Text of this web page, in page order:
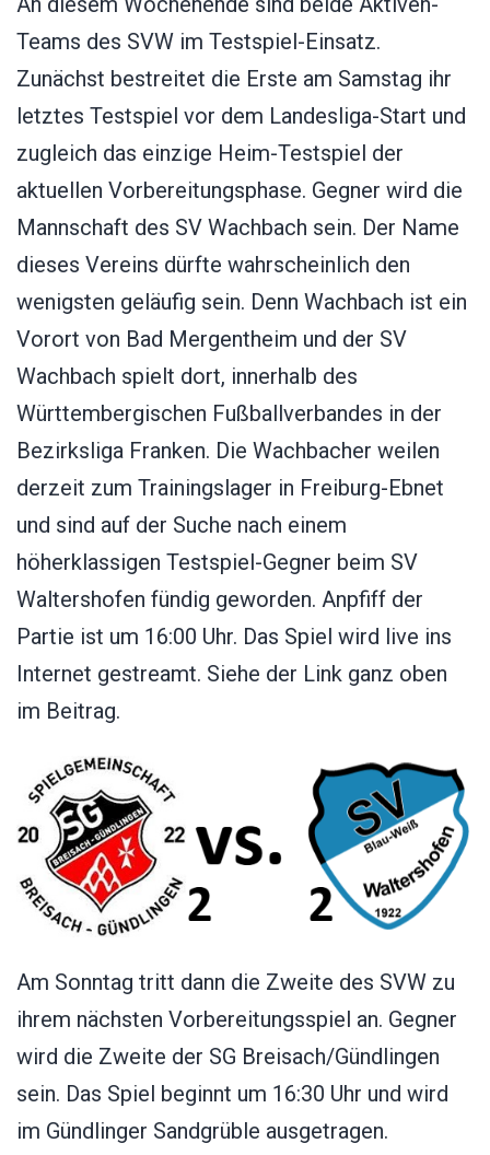
Teams des SVW im Testspiel-Einsatz.
Zunächst bestreitet die Erste am Samstag ihr
letztes Testspiel vor dem Landesliga-Start und
zugleich das einzige Heim-Testspiel der
aktuellen Vorbereitungsphase. Gegner wird die
Mannschaft des SV Wachbach sein. Der Name
dieses Vereins dürfte wahrscheinlich den
wenigsten geläufig sein. Denn Wachbach ist ein
Vorort von Bad Mergentheim und der SV
Wachbach spielt dort, innerhalb des
Württembergischen Fußballverbandes in der
Bezirksliga Franken. Die Wachbacher weilen
derzeit zum Trainingslager in Freiburg-Ebnet
und sind auf der Suche nach einem
höherklassigen Testspiel-Gegner beim SV
Waltershofen fündig geworden. Anpfiff der
Partie ist um 16:00 Uhr. Das Spiel wird live ins
Internet gestreamt. Siehe der Link ganz oben
im Beitrag.
Am Sonntag tritt dann die Zweite des SVW zu
ihrem nächsten Vorbereitungsspiel an. Gegner
wird die Zweite der SG Breisach/Gündlingen
sein. Das Spiel beginnt um 16:30 Uhr und wird
im Gündlinger Sandgrüble ausgetragen.